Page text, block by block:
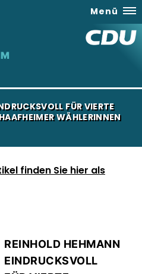
Menü
FÜR VIERTE
WÄHLERINNEN
finden Sie hier als
REINHOLD HEHMANN
EINDRUCKSVOLL